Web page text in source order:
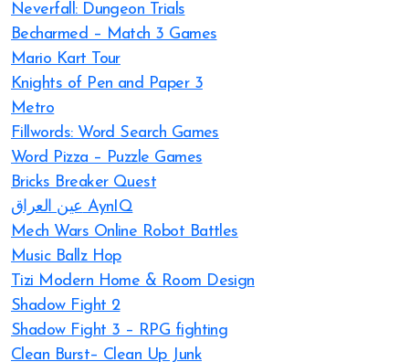
Neverfall: Dungeon Trials
Becharmed – Match 3 Games
Mario Kart Tour
Knights of Pen and Paper 3
Metro
Fillwords: Word Search Games
Word Pizza – Puzzle Games
Bricks Breaker Quest
عين العراق AynIQ
Mech Wars Online Robot Battles
Music Ballz Hop
Tizi Modern Home & Room Design
Shadow Fight 2
Shadow Fight 3 – RPG fighting
Clean Burst– Clean Up Junk